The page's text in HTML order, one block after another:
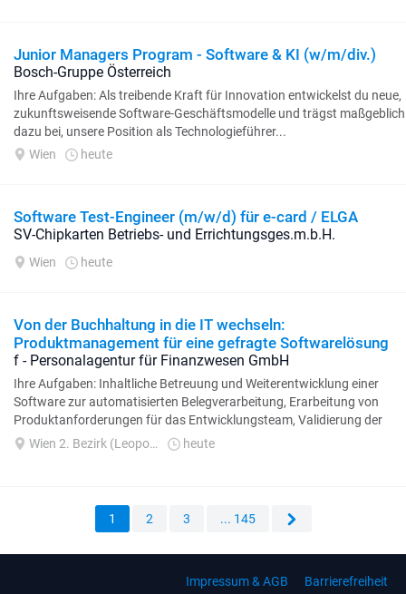
Junior Managers Program - Software & KI (w/m/div.)
Bosch-Gruppe Österreich
Ihre Aufgaben: Als treibende Kraft für Innovation entwickelst du neue,
zukunftsweisende Software-Geschäftsmodelle und trägst maßgeblich
dazu bei, unsere Position als Technologieführer...
Wien
heute
Software Test-Engineer (m/w/d) für e-card / ELGA
SV-Chipkarten Betriebs- und Errichtungsges.m.b.H.
Wien heute
Von der Buchhaltung in die IT wechseln:
Produktmanagement für eine gefragte Softwarelösung
f - Personalagentur für Finanzwesen GmbH
Ihre Aufgaben: Inhaltliche Betreuung und Weiterentwicklung einer
Software zur automatisierten Belegverarbeitung, Erarbeitung von
Produktanforderungen für das Entwicklungsteam, Validierung der
neuen Funktionen...
Wien 2. Bezirk (Leopoldstadt) heute
1 2 3 ... 145
Impressum & AGB Barrierefreiheit